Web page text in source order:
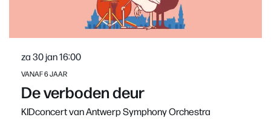
De verboden deur
KIDconcert van Antwerp Symphony Orchestra
VANAF 6 JAAR
za 30 jan16:00